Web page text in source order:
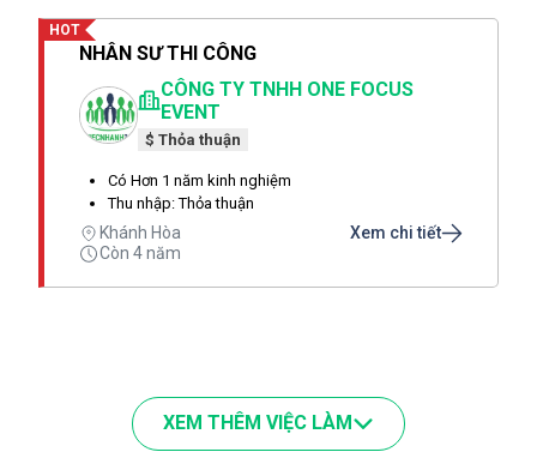
NHÂN SƯ THI CÔNG
CÔNG TY TNHH ONE FOCUS
EVENT
$ Thỏa thuận
Có Hơn 1 năm kinh nghiệm
Thu nhập: Thỏa thuận
Khánh Hòa
Còn 4 năm
Xem chi tiết
HOT
XEM THÊM VIỆC LÀM